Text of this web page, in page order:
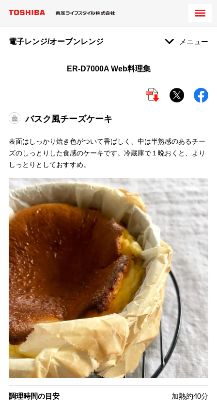
電子レンジ/オーブンレンジ メニュー
ER-D7000A Web料理集
バスク風チーズケーキ
表面はしっかり焼き色がついて香ばしく、中は半熟感のあるチー
ズのしっとりした食感のケーキです。冷蔵庫で１晩おくと、より
しっとりとしておすすめ。
調理時間の目安 加熱約40分